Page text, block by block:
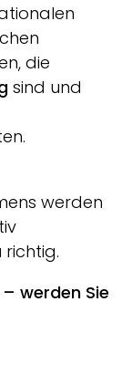
die
sind und
werden
richtig.
werden Sie